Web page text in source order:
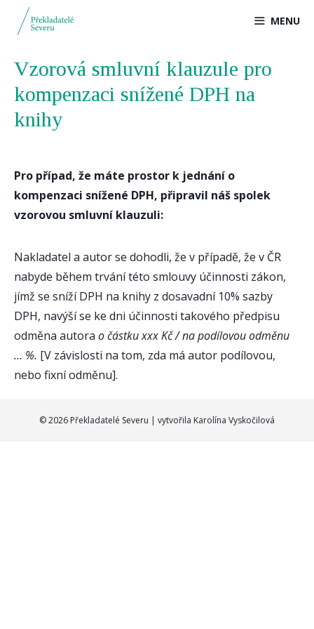
Přeskočit
MENU
Vzorová smluvní klauzule pro
kompenzaci snížené DPH na
knihy
Pro případ, že máte prostor k jednání o
kompenzaci snížené DPH, připravil náš spolek
vzorovou smluvní klauzuli:
Nakladatel a autor se dohodli, že v případě, že v ČR
nabyde během trvání této smlouvy účinnosti zákon,
jímž se sníží DPH na knihy z dosavadní 10% sazby
DPH, navýší se ke dni účinnosti takového předpisu
odměna autora o částku xxx Kč / na podílovou odměnu
… %. [V závislosti na tom, zda má autor podílovou,
nebo fixní odměnu].
© 2026 Překladatelé Severu | vytvořila Karolína Vyskočilová